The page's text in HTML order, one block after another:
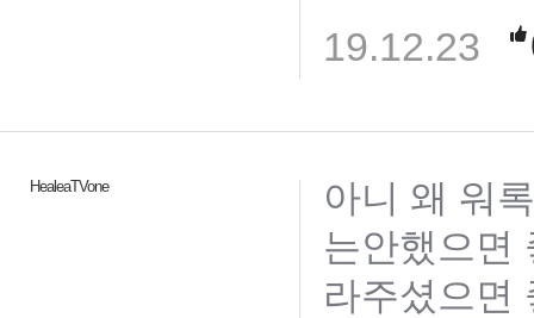
19.12.23
HealeaTVone
아니 왜 워
는안했으면
라주셨으면